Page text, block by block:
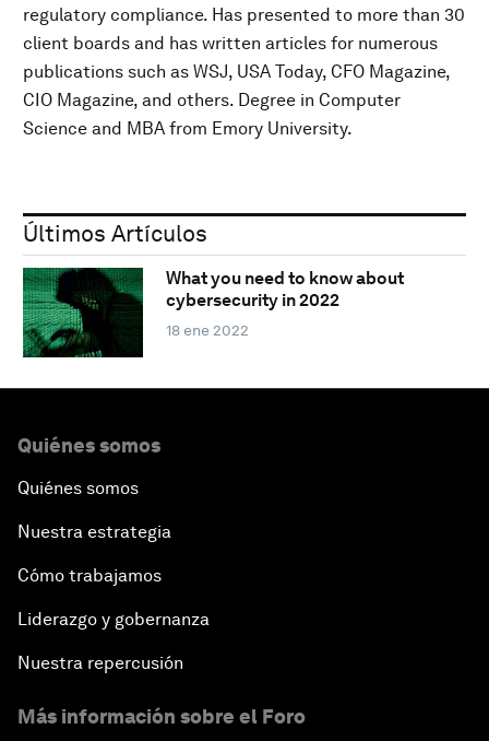
regulatory compliance. Has presented to more than 30
client boards and has written articles for numerous
publications such as WSJ, USA Today, CFO Magazine,
CIO Magazine, and others. Degree in Computer
Science and MBA from Emory University.
Últimos Artículos
What you need to know about
cybersecurity in 2022
18 ene 2022
Quiénes somos
Quiénes somos
Nuestra estrategia
Cómo trabajamos
Liderazgo y gobernanza
Nuestra repercusión
Más información sobre el Foro